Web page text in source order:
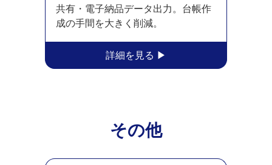
共有・電子納品データ出力。台帳作
成の手間を大きく削減。
その他